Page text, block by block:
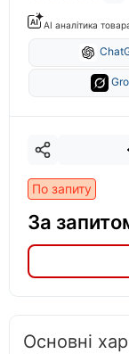
AI аналітика
По запиту
За
Основні